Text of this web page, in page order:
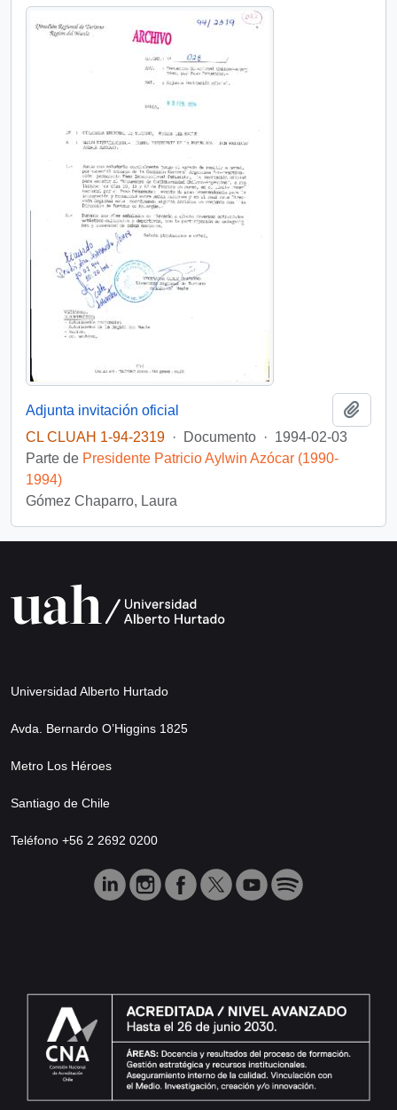
Adjunta invitación oficial
CL CLUAH 1-94-2319 · Documento · 1994-02-03
Parte de Presidente Patricio Aylwin Azócar (1990-
1994)
Gómez Chaparro, Laura
Universidad Alberto Hurtado
Avda. Bernardo O’Higgins 1825
Metro Los Héroes
Santiago de Chile
Teléfono +56 2 2692 0200